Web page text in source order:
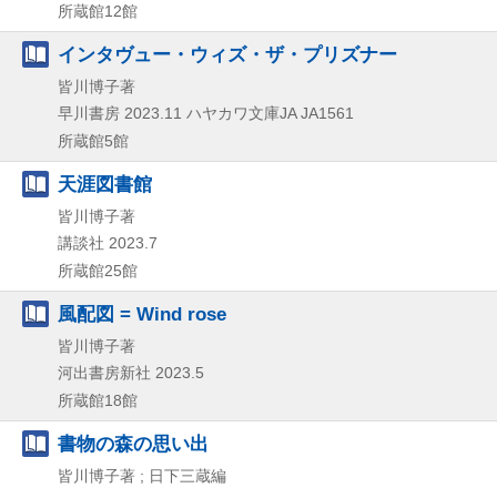
所蔵館12館
インタヴュー・ウィズ・ザ・プリズナー
皆川博子著
早川書房 2023.11 ハヤカワ文庫JA JA1561
所蔵館5館
天涯図書館
皆川博子著
講談社 2023.7
所蔵館25館
風配図 = Wind rose
皆川博子著
河出書房新社 2023.5
所蔵館18館
書物の森の思い出
皆川博子著 ; 日下三蔵編